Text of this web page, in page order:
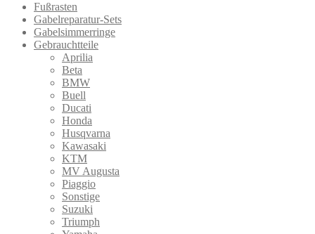
Fußrasten
Gabelreparatur-Sets
Gabelsimmerringe
Gebrauchtteile
Aprilia
Beta
BMW
Buell
Ducati
Honda
Husqvarna
Kawasaki
KTM
MV Augusta
Piaggio
Sonstige
Suzuki
Triumph